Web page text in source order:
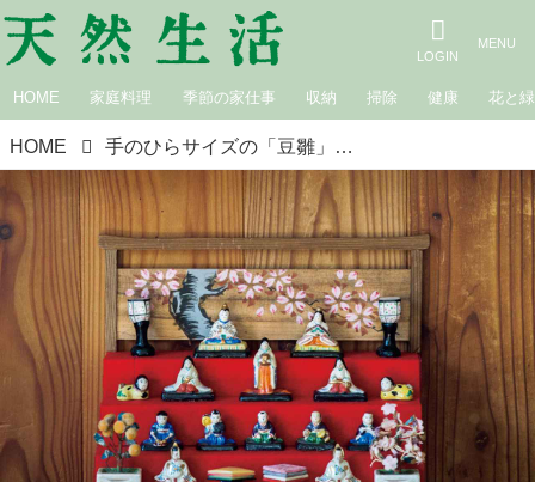
HOME 家庭料理 季節の家仕事 収納 掃除 健康 花と緑
HOME 手のひらサイズの「豆雛」コレクション。娘のためだった“ひな祭り”が、いまは自分のために／だいどこ道具ツチキリ・土切敬子さん